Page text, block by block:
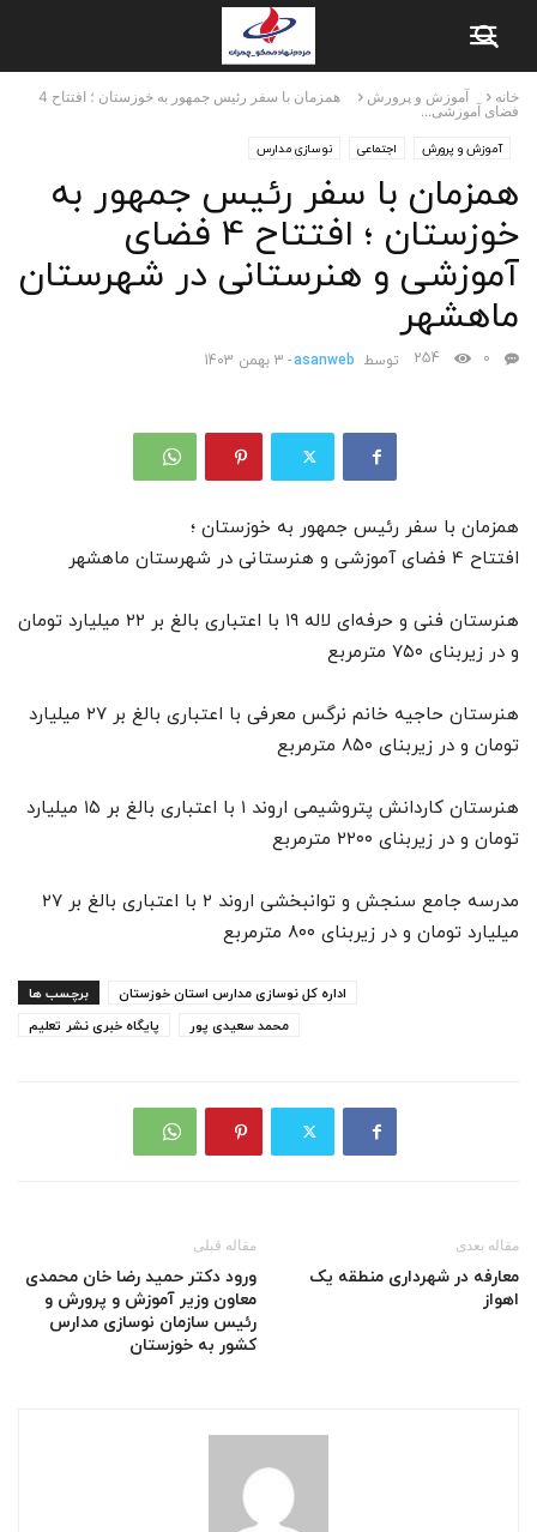
خانه آموزش و پرورش
همزمان با سفر رئیس جمهور به خوزستان ؛ افتتاح 4
فضای آموزشی...
آموزش و پرورش اجتماعی نوسازی مدارس
همزمان با سفر رئیس جمهور به
خوزستان ؛ افتتاح 4 فضای
آموزشی و هنرستانی در شهرستان
ماهشهر
توسط asanweb
- 3 بهمن 1403 0
254
همزمان با سفر رئیس جمهور به خوزستان ؛
افتتاح 4 فضای آموزشی و هنرستانی در شهرستان ماهشهر
هنرستان فنی و حرفه‌ای لاله ۱۹ با اعتباری بالغ بر ۲۲ میلیارد تومان
و در زیربنای ۷۵۰ مترمربع
هنرستان حاجیه خانم نرگس معرفی با اعتباری بالغ بر ۲۷ میلیارد
تومان و در زیربنای ۸۵۰ مترمربع
هنرستان کاردانش پتروشیمی اروند ۱ با اعتباری بالغ بر ۱۵ میلیارد
تومان و در زیربنای ۲۲۰۰ مترمربع
مدرسه جامع سنجش و توانبخشی اروند ۲ با اعتباری بالغ بر ۲۷
میلیارد تومان و در زیربنای ۸۰۰ مترمربع
برچسب ها
اداره کل نوسازی مدارس استان خوزستان
پایگاه خبری نشر تعلیم
محمد سعیدی پور
مقاله قبلی
ورود دکتر حمید رضا خان محمدی
معاون وزیر آموزش و پرورش و
رئیس سازمان نوسازی مدارس
کشور به خوزستان
مقاله بعدی
معارفه در شهرداری منطقه یک
اهواز